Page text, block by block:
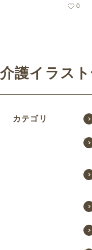
0
介護イラス
カテゴリ